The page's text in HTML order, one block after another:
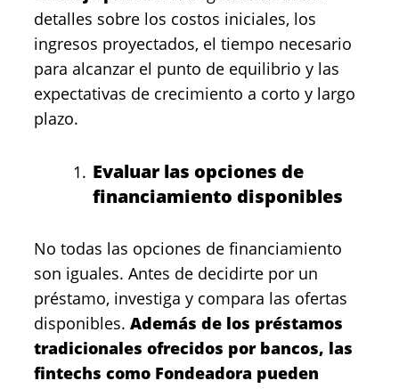
detalles sobre los costos iniciales, los
ingresos proyectados, el tiempo necesario
para alcanzar el punto de equilibrio y las
expectativas de crecimiento a corto y largo
plazo.
Evaluar las opciones de
financiamiento disponibles
No todas las opciones de financiamiento
son iguales. Antes de decidirte por un
préstamo, investiga y compara las ofertas
disponibles. Además de los préstamos
tradicionales ofrecidos por bancos, las
fintechs como Fondeadora pueden